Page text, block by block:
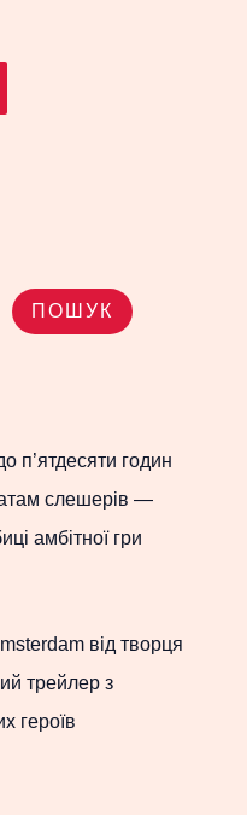
ПОШУК
п’ятдесяти годин
слешерів —
амбітної гри
від творця
трейлер з
героїв